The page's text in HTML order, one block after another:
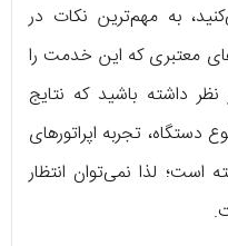
به مهم‌ترین نکات در
معتبری که این خدمت را
داشته باشید که نتایج
دستگاه، تجربه اپراتورهای
است؛ لذا نمی‌توان انتظار